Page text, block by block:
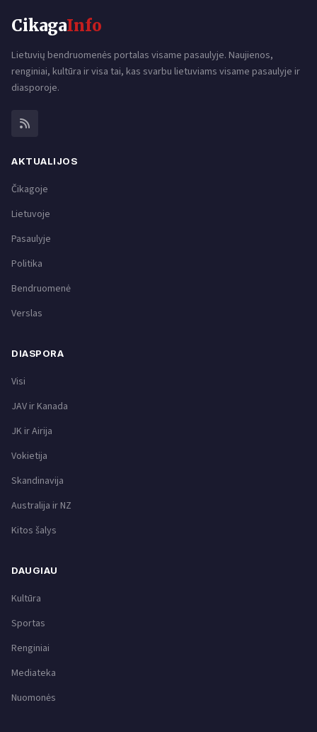
CikagaInfo
Lietuvių bendruomenės portalas visame pasaulyje. Naujienos,
renginiai, kultūra ir visa tai, kas svarbu lietuviams visame pasaulyje ir
diasporoje.
AKTUALIJOS
Čikagoje
Lietuvoje
Pasaulyje
Politika
Bendruomenė
Verslas
DIASPORA
Visi
JAV ir Kanada
JK ir Airija
Vokietija
Skandinavija
Australija ir NZ
Kitos šalys
DAUGIAU
Kultūra
Sportas
Renginiai
Mediateka
Nuomonės